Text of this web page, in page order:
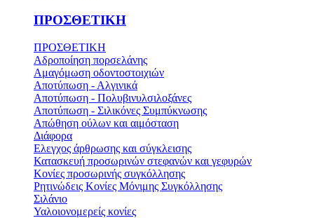
ΠΡΟΣΘΕΤΙΚΗ
ΠΡΟΣΘΕΤΙΚΗ
Αδροποίηση πορσελάνης
Αμαγόμωση οδοντοστοιχιών
Αποτύπωση - Αλγινικά
Αποτύπωση - Πολυβινυλσιλοξάνες
Αποτύπωση - Σιλικόνες Συμπύκνωσης
Απώθηση ούλων και αιμόσταση
Διάφορα
Ελεγχος άρθρωσης και σύγκλεισης
Κατασκευή προσωρινών στεφανών και γεφυρών
Κονίες προσωρινής συγκόλλησης
Ρητινώδεις Κονίες Μόνιμης Συγκόλλησης
Σιλάνιο
Υαλοιονομερείς κονίες